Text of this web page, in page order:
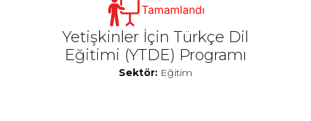
Tamamlandı
Yetişkinler İçin Türkçe Dil
Eğitimi (YTDE) Programı
Sektör: Eğitim